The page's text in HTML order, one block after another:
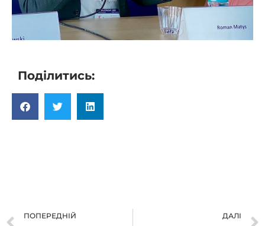
Поділитись:
ПОПЕРЕДНІЙ ДАЛІ